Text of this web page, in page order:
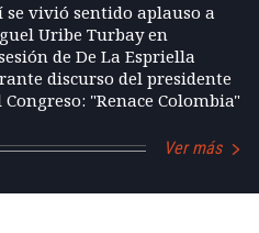
se vivió sentido aplauso a
Uribe Turbay en
de De La Espriella
discurso del presidente
Congreso: "Renace Colombia"
Ver más